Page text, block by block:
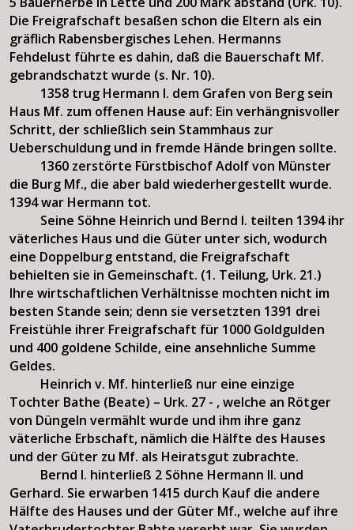
Die Freigrafschaft besaßen schon die Eltern als ein
gräflich Rabensbergisches Lehen. Hermanns
Fehdelust führte es dahin, daß die Bauerschaft Mf.
gebrandschatzt wurde (s. Nr. 10).
1358 trug Hermann I. dem Grafen von Berg sein
Haus Mf. zum offenen Hause auf: Ein verhängnisvoller
Schritt, der schließlich sein Stammhaus zur
Ueberschuldung und in fremde Hände bringen sollte.
1360 zerstörte Fürstbischof Adolf von Münster
die Burg Mf., die aber bald wiederhergestellt wurde.
1394 war Hermann tot.
Seine Söhne Heinrich und Bernd I. teilten 1394 ihr
väterliches Haus und die Güter unter sich, wodurch
eine Doppelburg entstand, die Freigrafschaft
behielten sie in Gemeinschaft. (1. Teilung, Urk. 21.)
Ihre wirtschaftlichen Verhältnisse mochten nicht im
besten Stande sein; denn sie versetzten 1391 drei
Freistühle ihrer Freigrafschaft für 1000 Goldgulden
und 400 goldene Schilde, eine ansehnliche Summe
Geldes.
Heinrich v. Mf. hinterließ nur eine einzige
Tochter Bathe (Beate) – Urk. 27 - , welche an Rötger
von Düngeln vermählt wurde und ihm ihre ganz
väterliche Erbschaft, nämlich die Hälfte des Hauses
und der Güter zu Mf. als Heiratsgut zubrachte.
Bernd I. hinterließ 2 Söhne Hermann II. und
Gerhard. Sie erwarben 1415 durch Kauf die andere
Hälfte des Hauses und der Güter Mf., welche auf ihre